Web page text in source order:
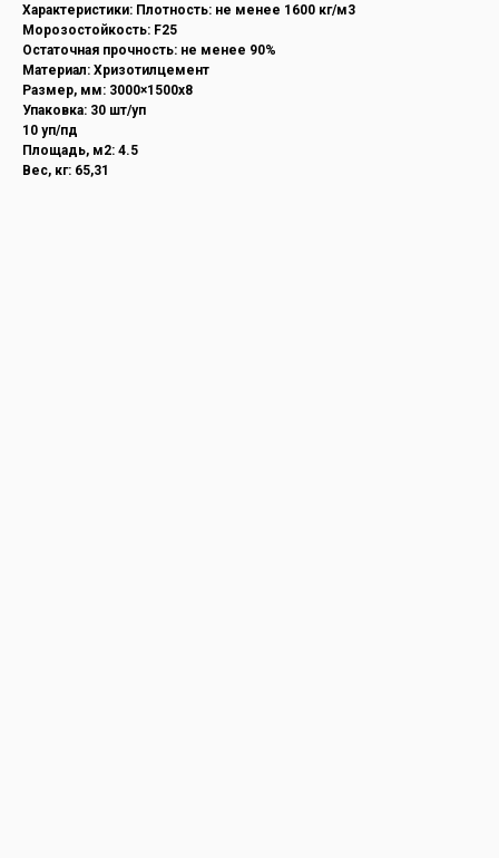
Характеристики: Плотность: не менее 1600 кг/м3
Морозостойкость: F25
Остаточная прочность: не менее 90%
Материал: Хризотилцемент
Размер, мм: 3000×1500х8
Упаковка: 30 шт/уп
10 уп/пд
Площадь, м2: 4.5
Вес, кг: 65,31